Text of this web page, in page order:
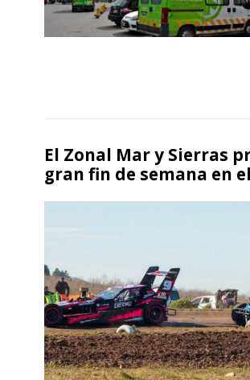
El Zonal Mar y Sierras
gran fin de semana en